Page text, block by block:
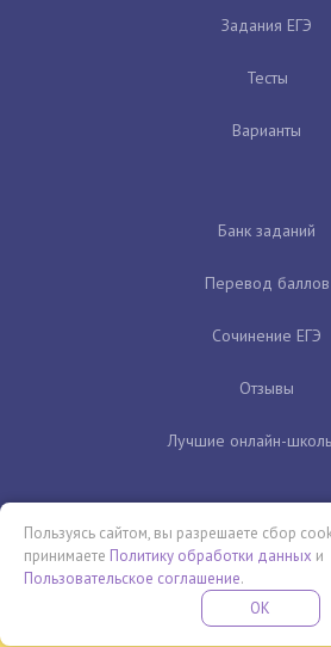
Задания ЕГЭ
Тесты
Варианты
Банк заданий
Перевод баллов
Сочинение ЕГЭ
Отзывы
Лучшие онлайн-
Бесплатная летняя школа
ПРОВЕДИ ЭТО ЛЕТО С ПОЛЬЗОЙ
Пользуясь сайтом, вы разрешаете сбор
принимаете Политику обработки данных и
Пользовательское соглашение.
OK